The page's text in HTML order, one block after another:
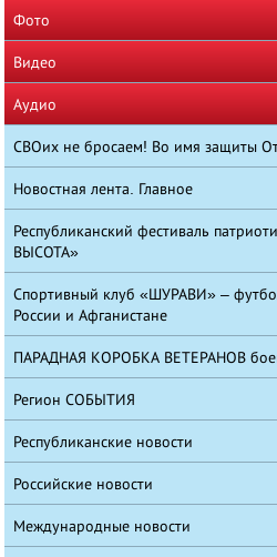
Фото
Видео
Аудио
СВОих не бросаем! Во имя защиты
Новостная лента. Главное
Республиканский фестиваль
ВЫСОТА»
Спортивный клуб «ШУРАВИ» –
России и Афганистане
ПАРАДНАЯ КОРОБКА ВЕТЕРАНОВ
Регион СОБЫТИЯ
Республиканские новости
Российские новости
Международные новости